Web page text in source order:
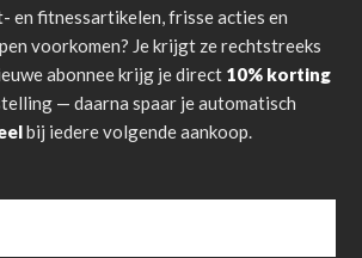
en fitnessartikelen, frisse acties en
voorkomen? Je krijgt ze rechtstreeks
abonnee krijg je direct 10% korting
— daarna spaar je automatisch
bij iedere volgende aankoop.